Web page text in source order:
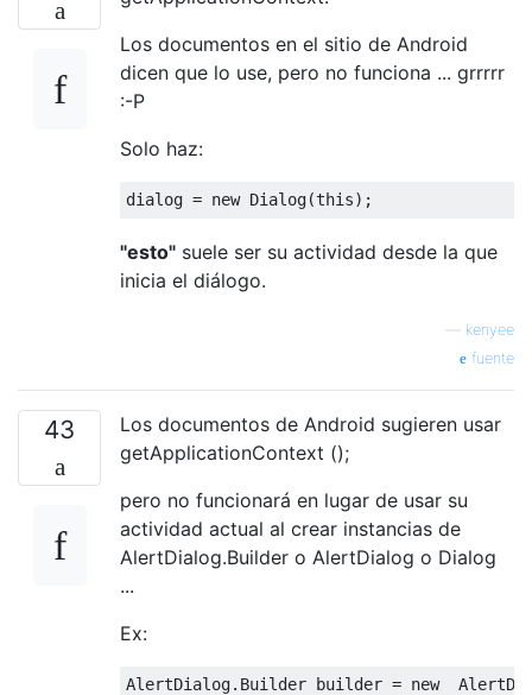
Los documentos en el sitio de Android
dicen que lo use, pero no funciona ... grrrrr
:-P
Solo haz:
dialog = new Dialog(this);
"esto" suele ser su actividad desde la que
inicia el diálogo.
kenyee
fuente
43
Los documentos de Android sugieren usar
getApplicationContext ();
pero no funcionará en lugar de usar su
actividad actual al crear instancias de
AlertDialog.Builder o AlertDialog o Dialog
...
Ex:
AlertDialog. Builder builder = new